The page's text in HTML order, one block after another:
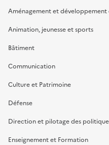
Aménagement et
Animation, jeunesse et sports
Bâtiment
Communication
Culture et Patrimoine
Défense
Direction et pilotage des
Enseignement et Formation